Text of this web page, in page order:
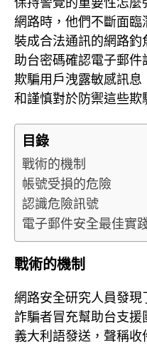
網路時，他們不斷面
裝成合法通訊的網路
助台密碼確認電子郵
欺騙用戶洩露敏感訊
和謹慎對於防禦這些欺
目錄
戰術的機制
帳號受損的危險
認識危險訊號
電子郵件安全最佳實
戰術的機制
網路安全研究人員發
詐騙者冒充幫助台支援
義大利語發送，聲稱